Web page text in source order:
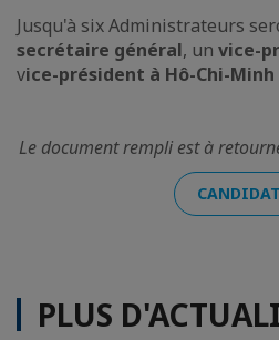
Jusqu'à six Administrateurs
secrétaire général, un vice-
vice-président à Hô-Chi-
Le document rempli est à
PLUS